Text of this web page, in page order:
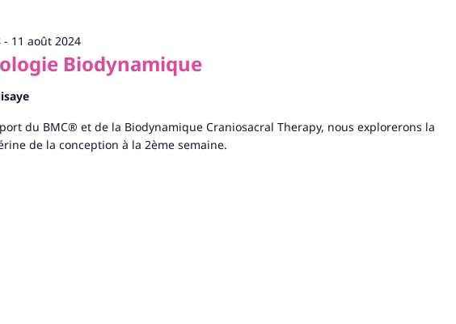
Biodynamique
- 11 août 2024
du BMC® et de la Biodynamique Craniosacral Therapy, nous explorerons la
de la conception à la 2ème semaine.